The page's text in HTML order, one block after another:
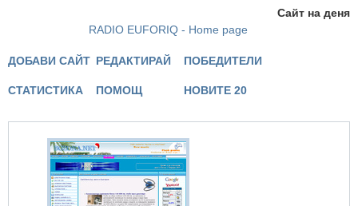
Сайт на деня
RADIO EUFORIQ - Home page
ДОБАВИ САЙТ РЕДАКТИРАЙ ПОБЕДИТЕЛИ
СТАТИСТИКА ПОМОЩ НОВИТЕ 20